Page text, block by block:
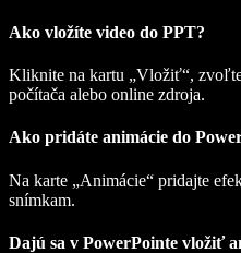
Ako vložíte video do PPT?
Kliknite na kartu „Vložiť“,
počítača alebo online zdroja.
Ako pridáte animácie do
Na karte „Animácie“ pridajte
snímkam.
Dajú sa v PowerPointe vložiť